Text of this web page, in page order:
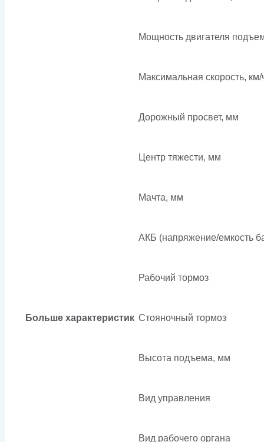
Больше характеристик
Мощность двигателя
Максимальная скорость, км/
Дорожный просвет, мм
Центр тяжести, мм
Мачта, мм
АКБ (напряжение/емкость
Рабочий тормоз
Стояночный тормоз
Высота подъема, мм
Вид управления
Вид рабочего органа